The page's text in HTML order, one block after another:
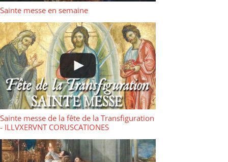
Sainte messe en semaine
Sainte messe de la fête de la Transfiguration
- ILLVXERVNT CORUSCATIONES